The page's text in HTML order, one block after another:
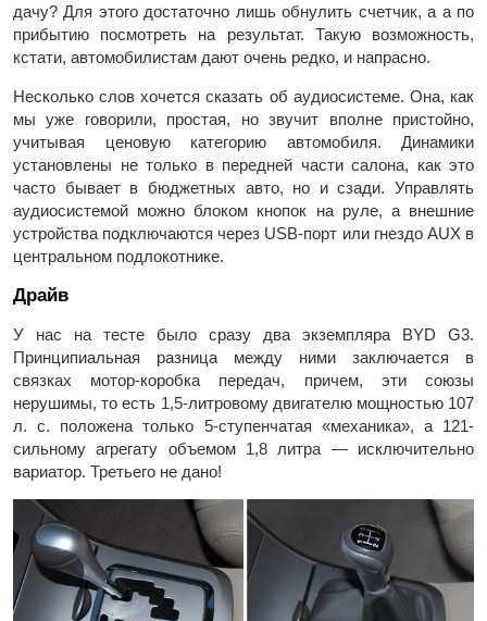
дачу? Для этого достаточно лишь обнулить счетчик, а а по
прибытию посмотреть на результат. Такую возможность,
кстати, автомобилистам дают очень редко, и напрасно.
Несколько слов хочется сказать об аудиосистеме. Она, как
мы уже говорили, простая, но звучит вполне пристойно,
учитывая ценовую категорию автомобиля. Динамики
установлены не только в передней части салона, как это
часто бывает в бюджетных авто, но и сзади. Управлять
аудиосистемой можно блоком кнопок на руле, а внешние
устройства подключаются через USB-порт или гнездо AUX в
центральном подлокотнике.
Драйв
У нас на тесте было сразу два экземпляра BYD G3.
Принципиальная разница между ними заключается в
связках мотор-коробка передач, причем, эти союзы
нерушимы, то есть 1,5-литровому двигателю мощностью 107
л. с. положена только 5-ступенчатая «механика», а 121-
сильному агрегату объемом 1,8 литра — исключительно
вариатор. Третьего не дано!